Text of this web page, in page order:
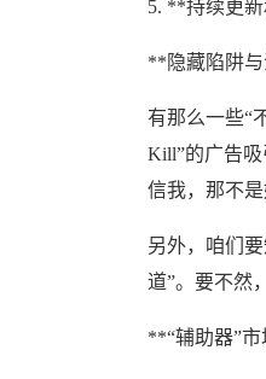
5. **持续更新
**隐藏陷阱
有那么一些“
Kill”的广告
信我，那不是
另外，咱们
道”。要不然
**“辅助器”